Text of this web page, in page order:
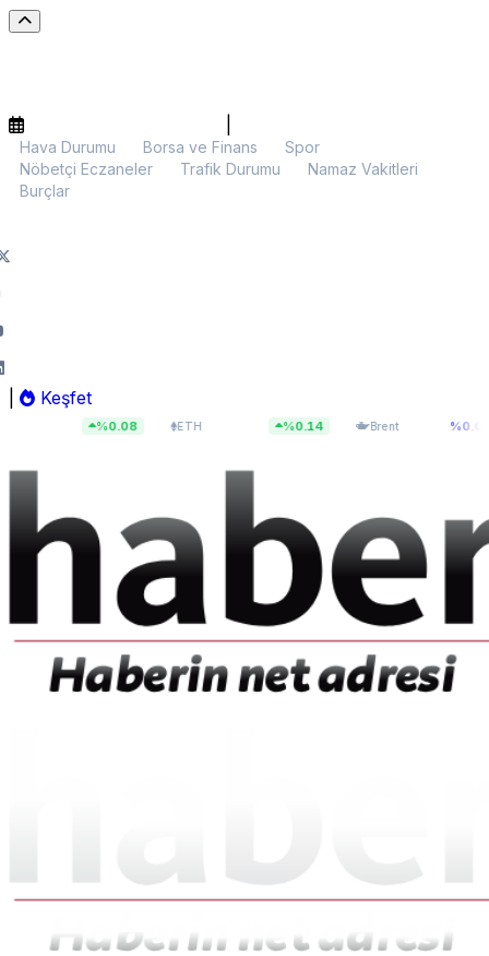
Hava Durumu Borsa ve Finans
Spor
Nöbetçi Eczaneler
Trafik Durumu
Namaz Vakitleri
Burçlar
Keşfet
ETH$1.915,40 Brent $83,55 %0.00 BIST